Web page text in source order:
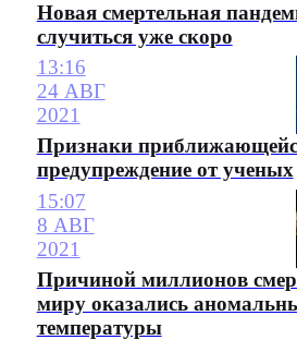
Новая смертельная
случиться уже скоро
13:16
24 АВГ
2021
Признаки
предупреждение от ученых
15:07
8 АВГ
2021
Причиной миллионов
миру оказались
температуры